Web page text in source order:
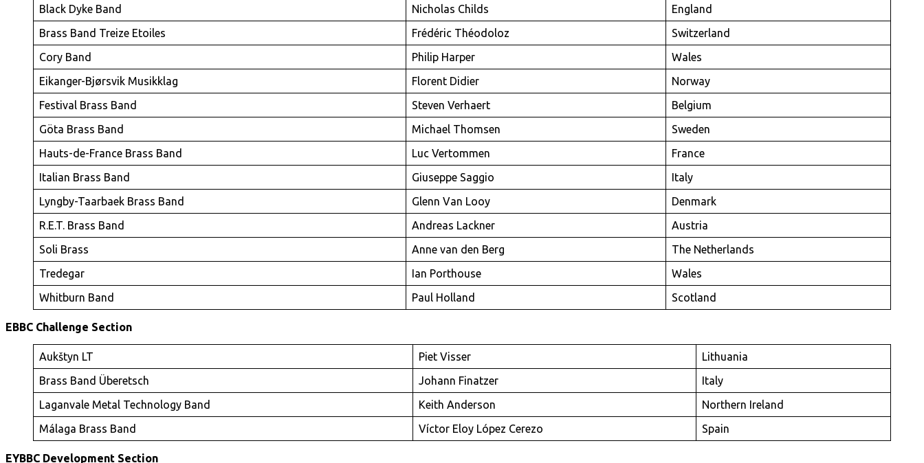
Black Dyke Band
Nicholas Childs
England
Brass Band Treize Etoiles
Frédéric Théodoloz
Switzerland
Cory Band
Philip Harper
Wales
Eikanger-Bjørsvik Musikklag
Florent Didier
Norway
Festival Brass Band
Steven Verhaert
Belgium
Göta Brass Band
Michael Thomsen
Sweden
Hauts-de-France Brass Band
Luc Vertommen
France
Italian Brass Band
Giuseppe Saggio
Italy
Lyngby-Taarbaek Brass Band
Glenn Van Looy
Denmark
R.E.T. Brass Band
Andreas Lackner
Austria
Soli Brass
Anne van den Berg
The Netherlands
Tredegar
Ian Porthouse
Wales
Whitburn Band
Paul Holland Scotland
EBBC Challenge Section
Aukštyn LT Piet Visser
Lithuania
Brass Band Überetsch
Johann Finatzer
Italy
Laganvale Metal Technology Band
Keith Anderson
Northern Ireland
Málaga Brass Band
Víctor Eloy López Cerezo Spain
EYBBC Development Section